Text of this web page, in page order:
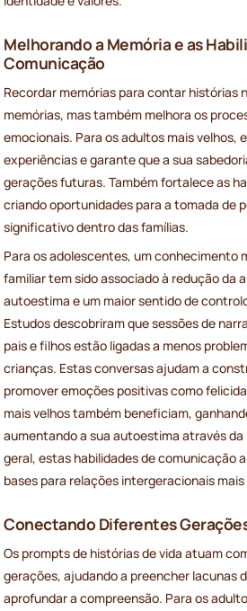
Melhorando a Memória e as
Comunicação
Recordar memórias para contar histórias
memórias, mas também melhora os
emocionais. Para os adultos mais velhos,
experiências e garante que a sua
gerações futuras. Também fortalece as
criando oportunidades para a tomada de
significativo dentro das famílias.
Para os adolescentes, um conhecimento
familiar tem sido associado à redução da
autoestima e um maior sentido de
Estudos descobriram que sessões de
pais e filhos estão ligadas a menos
crianças. Estas conversas ajudam a
promover emoções positivas como
mais velhos também beneficiam,
aumentando a sua autoestima através
geral, estas habilidades de comunicação
bases para relações intergeracionais
Conectando Diferentes
Os prompts de histórias de vida atuam
gerações, ajudando a preencher lacunas
aprofundar a compreensão. Para os